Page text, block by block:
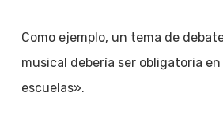
Como ejemplo, un tema de
musical debería ser obligatoria
escuelas».